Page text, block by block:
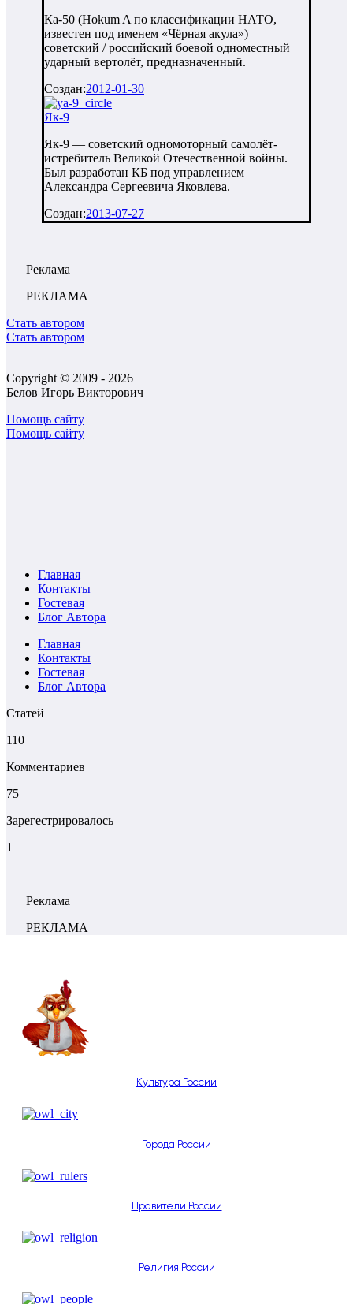
Ка-50 (Hokum A по классификации НАТО,
известен под именем «Чёрная акула») —
советский / российский боевой одноместный
ударный вертолёт, предназначенный.
Создан:2012-01-30
Як-9
Як-9 — советский одномоторный самолёт-
истребитель Великой Отечественной войны.
Был разработан КБ под управлением
Александра Сергеевича Яковлева.
Создан:2013-07-27
Реклама
РЕКЛАМА
Стать автором
Стать автором
Copyright © 2009 - 2026
Белов Игорь Викторович
Помощь сайту
Помощь сайту
Главная
Контакты
Гостевая
Блог Автора
Главная
Контакты
Гостевая
Блог Автора
Статей
110
Комментариев
75
Зарегестрировалось
1
Реклама
РЕКЛАМА
Культура России
Города России
Правители России
Религия России